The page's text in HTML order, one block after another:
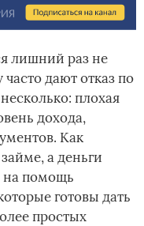
лишний раз не
часто дают отказ по
плохая
дохода,
Как
а деньги
на помощь
готовы дать
простых